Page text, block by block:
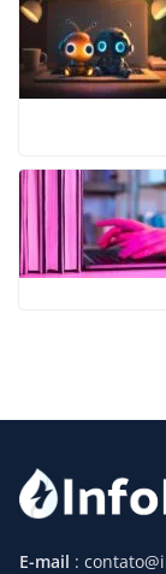
E-mail :